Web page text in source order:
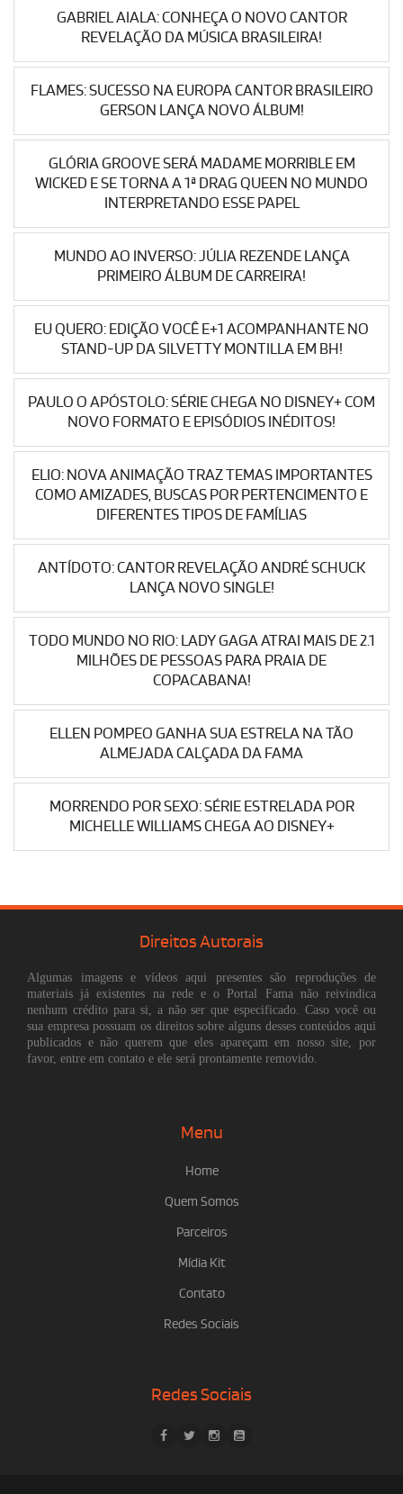
GABRIEL AIALA: CONHEÇA O NOVO CANTOR
REVELAÇÃO DA MÚSICA BRASILEIRA!
FLAMES: SUCESSO NA EUROPA CANTOR BRASILEIRO
GERSON LANÇA NOVO ÁLBUM!
GLÓRIA GROOVE SERÁ MADAME MORRIBLE EM
WICKED E SE TORNA A 1ª DRAG QUEEN NO MUNDO
INTERPRETANDO ESSE PAPEL
MUNDO AO INVERSO: JÚLIA REZENDE LANÇA
PRIMEIRO ÁLBUM DE CARREIRA!
EU QUERO: EDIÇÃO VOCÊ E+1 ACOMPANHANTE NO
STAND-UP DA SILVETTY MONTILLA EM BH!
PAULO O APÓSTOLO: SÉRIE CHEGA NO DISNEY+ COM
NOVO FORMATO E EPISÓDIOS INÉDITOS!
ELIO: NOVA ANIMAÇÃO TRAZ TEMAS IMPORTANTES
COMO AMIZADES, BUSCAS POR PERTENCIMENTO E
DIFERENTES TIPOS DE FAMÍLIAS
ANTÍDOTO: CANTOR REVELAÇÃO ANDRÉ SCHUCK
LANÇA NOVO SINGLE!
TODO MUNDO NO RIO: LADY GAGA ATRAI MAIS DE 2.1
MILHÕES DE PESSOAS PARA PRAIA DE
COPACABANA!
ELLEN POMPEO GANHA SUA ESTRELA NA TÃO
ALMEJADA CALÇADA DA FAMA
MORRENDO POR SEXO: SÉRIE ESTRELADA POR
MICHELLE WILLIAMS CHEGA AO DISNEY+
Direitos Autorais
Algumas imagens e vídeos aqui presentes são reproduções de
materiais já existentes na rede e o Portal Fama não reivindica
nenhum crédito para si, a não ser que especificado. Caso você ou
sua empresa possuam os direitos sobre alguns desses conteúdos aqui
publicados e não querem que eles apareçam em nosso site, por
favor, entre em contato e ele será prontamente removido.
Menu
Home
Quem Somos
Parceiros
Mídia Kit
Contato
Redes Sociais
Redes Sociais